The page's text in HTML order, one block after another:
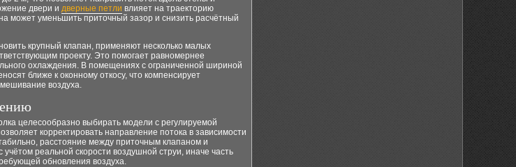
двери и дверные петли влияет на траекторию
может уменьшить приточный зазор и снизить расчётный
крупный клапан, применяют несколько малых
проекту. Это помогает равномернее
охлаждения. В помещениях с ограниченной шириной
ближе к оконному откосу, что компенсирует
воздуха.
целесообразно выбирать модели с регулируемой
корректировать направление потока в зависимости
расстояние между приточным клапаном и
реальной скорости воздушной струи, иначе часть
обновления воздуха.